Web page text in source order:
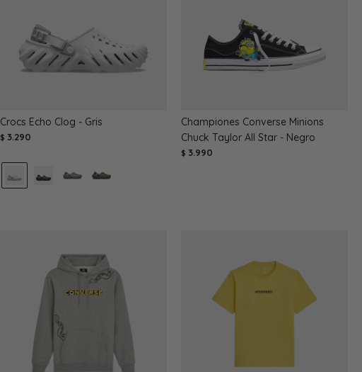
Crocs Echo Clog - Gris
$ 3.290
Championes Converse Minions
Chuck Taylor All Star - Negro
$ 3.990